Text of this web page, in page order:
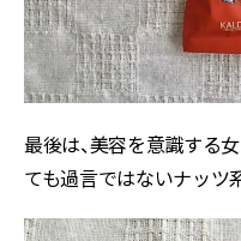
最後は、美容を意識する
ても過言ではないナッツ